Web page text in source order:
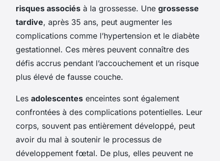
risques associés à la grossesse. Une grossesse
tardive, après 35 ans, peut augmenter les
complications comme l’hypertension et le diabète
gestationnel. Ces mères peuvent connaître des
défis accrus pendant l’accouchement et un risque
plus élevé de fausse couche.
Les adolescentes enceintes sont également
confrontées à des complications potentielles. Leur
corps, souvent pas entièrement développé, peut
avoir du mal à soutenir le processus de
développement fœtal. De plus, elles peuvent ne